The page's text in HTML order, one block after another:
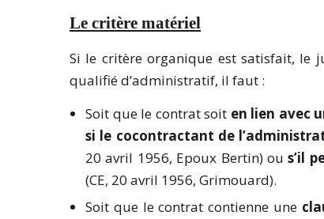
Le critère matériel
Si le critère organique est satisfait, le
qualifié d’administratif, il faut :
Soit que le contrat soit en lien avec
si le cocontractant de
20 avril 1956, Epoux Bertin) ous’il
(CE, 20 avril 1956, Grimouard).
Soit que le contrat contienne une